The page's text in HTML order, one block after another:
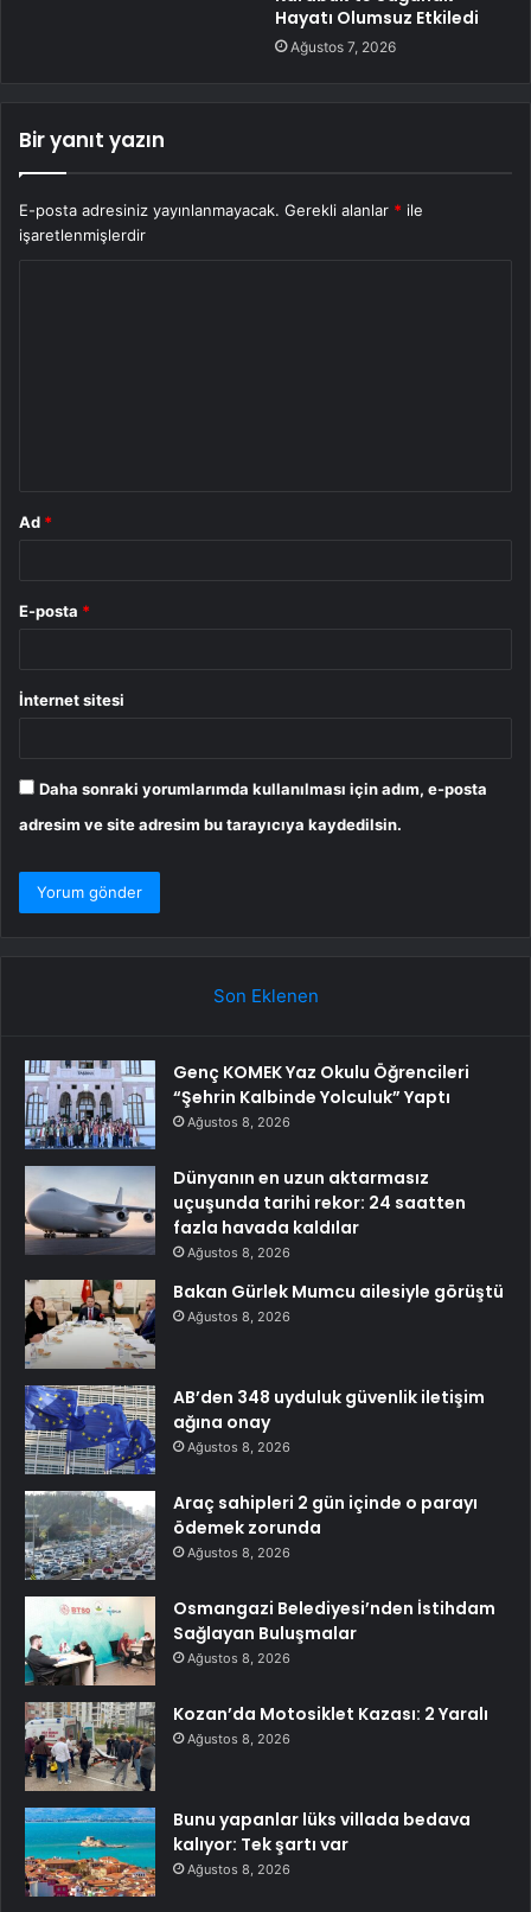
Hayatı Olumsuz Etkiledi
Ağustos 7, 2026
Bir yanıt yazın
E-posta adresiniz yayınlanmayacak. Gerekli alanlar * ile
işaretlenmişlerdir
Ad *
E-posta *
İnternet sitesi
Daha sonraki yorumlarımda kullanılması için adım, e-posta
adresim ve site adresim bu tarayıcıya kaydedilsin.
Son Eklenen
Genç KOMEK Yaz Okulu Öğrencileri
“Şehrin Kalbinde Yolculuk” Yaptı
Ağustos 8, 2026
Dünyanın en uzun aktarmasız
uçuşunda tarihi rekor: 24 saatten
fazla havada kaldılar
Ağustos 8, 2026
Bakan Gürlek Mumcu ailesiyle görüştü
Ağustos 8, 2026
AB’den 348 uyduluk güvenlik iletişim
ağına onay
Ağustos 8, 2026
Araç sahipleri 2 gün içinde o parayı
ödemek zorunda
Ağustos 8, 2026
Osmangazi Belediyesi’nden İstihdam
Sağlayan Buluşmalar
Ağustos 8, 2026
Kozan’da Motosiklet Kazası: 2 Yaralı
Ağustos 8, 2026
Bunu yapanlar lüks villada bedava
kalıyor: Tek şartı var
Ağustos 8, 2026